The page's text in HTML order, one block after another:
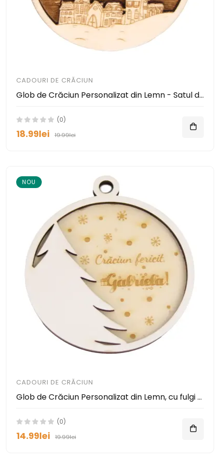
CADOURI DE CRĂCIUN
Glob de Crăciun Personalizat din Lemn - Satul din poveste
(0)
18.99lei 19.99lei
NOU
CADOURI DE CRĂCIUN
Glob de Crăciun Personalizat din Lemn, cu fulgi de zăpadă – Cadou Special
(0)
14.99lei 19.99lei